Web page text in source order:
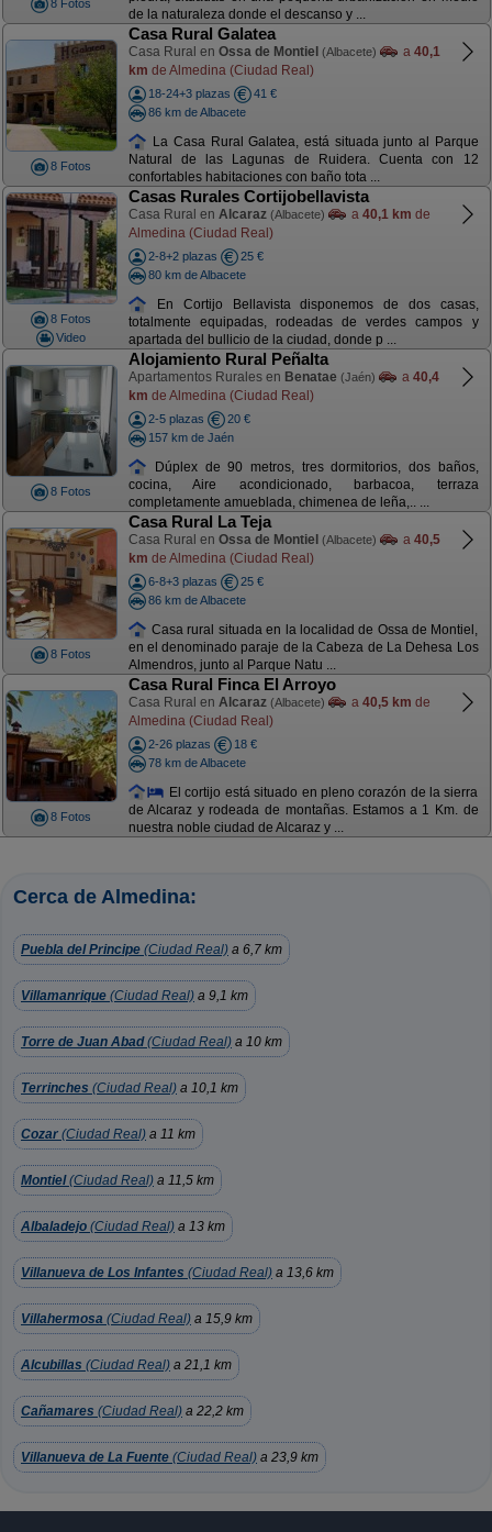
8 Fotos
de la naturaleza donde el descanso y ...
8 Fotos
Casa Rural Galatea
Casa Rural en Ossa de Montiel (Albacete) a 40,1
km de Almedina (Ciudad Real)
18-24+3 plazas
41 €
86 km de Albacete
La Casa Rural Galatea, está situada junto al Parque
Natural de las Lagunas de Ruidera. Cuenta con 12
confortables habitaciones con baño tota ...
8 Fotos
Video
Casas Rurales Cortijobellavista
Casa Rural en Alcaraz (Albacete) a 40,1 km de
Almedina (Ciudad Real)
2-8+2 plazas
25 €
80 km de Albacete
En Cortijo Bellavista disponemos de dos casas,
totalmente equipadas, rodeadas de verdes campos y
apartada del bullicio de la ciudad, donde p ...
8 Fotos
Alojamiento Rural Peñalta
Apartamentos Rurales en Benatae (Jaén) a 40,4
km de Almedina (Ciudad Real)
2-5 plazas
20 €
157 km de Jaén
Dúplex de 90 metros, tres dormitorios, dos baños,
cocina, Aire acondicionado, barbacoa, terraza
completamente amueblada, chimenea de leña,.. ...
8 Fotos
Casa Rural La Teja
Casa Rural en Ossa de Montiel (Albacete) a 40,5
km de Almedina (Ciudad Real)
6-8+3 plazas
25 €
86 km de Albacete
Casa rural situada en la localidad de Ossa de Montiel,
en el denominado paraje de la Cabeza de La Dehesa Los
Almendros, junto al Parque Natu ...
8 Fotos
Casa Rural Finca El Arroyo
Casa Rural en Alcaraz (Albacete) a 40,5 km de
Almedina (Ciudad Real)
2-26 plazas
18 €
78 km de Albacete
El cortijo está situado en pleno corazón de la sierra
de Alcaraz y rodeada de montañas. Estamos a 1 Km. de
nuestra noble ciudad de Alcaraz y ...
Cerca de Almedina:
Puebla del Principe (Ciudad Real) a 6,7 km
Villamanrique (Ciudad Real) a 9,1 km
Torre de Juan Abad(Ciudad Real) a 10 km
Terrinches (Ciudad Real) a 10,1 km
Cozar (Ciudad Real) a 11 km
Montiel(Ciudad Real) a 11,5 km
Albaladejo (Ciudad Real) a 13 km
Villanueva de Los Infantes (Ciudad Real) a 13,6 km
Villahermosa (Ciudad Real) a 15,9 km
Alcubillas (Ciudad Real) a 21,1 km
Cañamares (Ciudad Real) a 22,2 km
Villanueva de La Fuente (Ciudad Real) a 23,9 km